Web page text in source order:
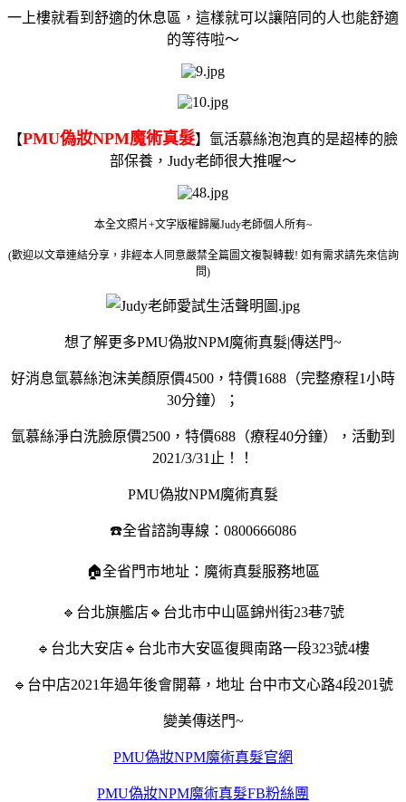
一上樓就看到舒適的休息區，這樣就可以讓陪同的人也能舒適
的等待啦～
【PMU偽妝NPM魔術真髮】 氫活慕絲泡泡真的是超棒的臉
部保養，Judy老師很大推喔～
本全文照片+文字版權歸屬Judy老師個人所有~
(歡迎以文章連結分享，非經本人同意嚴禁全篇圖文複製轉載! 如有需求請先來信詢
問)
想了解更多PMU偽妝NPM魔術真髮|傳送門~
好消息氫慕絲泡沫美顏原價4500，特價1688（完整療程1小時
30分鐘）；
氫慕絲淨白洗臉原價2500，特價688（療程40分鐘），活動到
2021/3/31止！！
PMU偽妝NPM魔術真髮
☎️全省諮詢專線：0800666086
🏠全省門市地址：魔術真髮服務地區
🔹台北旗艦店🔹台北市中山區錦州街23巷7號
🔹台北大安店🔹台北市大安區復興南路一段323號4樓
🔹台中店2021年過年後會開幕，地址 台中市文心路4段201號
變美傳送門~
PMU偽妝NPM魔術真髮官網
PMU偽妝NPM魔術真髮FB粉絲團